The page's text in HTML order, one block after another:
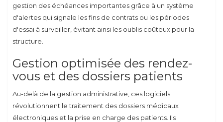
gestion des échéances importantes grâce à un système
d'alertes qui signale les fins de contrats ou les périodes
d'essai à surveiller, évitant ainsi les oublis coûteux pour la
structure.
Gestion optimisée des rendez-
vous et des dossiers patients
Au-delà de la gestion administrative, ces logiciels
révolutionnent le traitement des dossiers médicaux
électroniques et la prise en charge des patients. Ils